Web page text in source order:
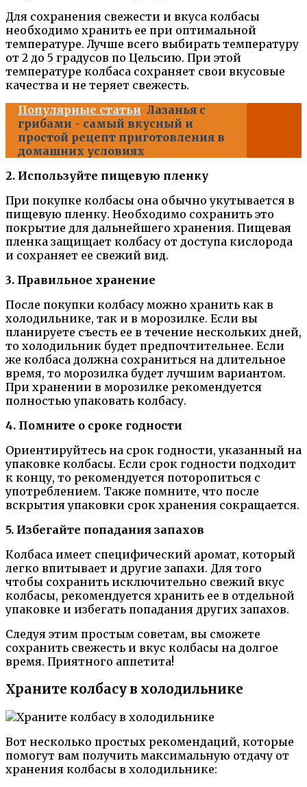
Для сохранения свежести и вкуса колбасы
необходимо хранить ее при оптимальной
температуре. Лучше всего выбирать температуру
от 2 до 5 градусов по Цельсию. При этой
температуре колбаса сохраняет свои вкусовые
качества и не теряет свежесть.
Популярные статьи Лазанья с
грибами - самый вкусный и
простой рецепт приготовления в
домашних условиях
2. Используйте пищевую пленку
При покупке колбасы она обычно укутывается в
пищевую пленку. Необходимо сохранить это
покрытие для дальнейшего хранения. Пищевая
пленка защищает колбасу от доступа кислорода
и сохраняет ее свежий вид.
3. Правильное хранение
После покупки колбасу можно хранить как в
холодильнике, так и в морозилке. Если вы
планируете съесть ее в течение нескольких дней,
то холодильник будет предпочтительнее. Если
же колбаса должна сохраниться на длительное
время, то морозилка будет лучшим вариантом.
При хранении в морозилке рекомендуется
полностью упаковать колбасу.
4. Помните о сроке годности
Ориентируйтесь на срок годности, указанный на
упаковке колбасы. Если срок годности подходит
к концу, то рекомендуется поторопиться с
употреблением. Также помните, что после
вскрытия упаковки срок хранения сокращается.
5. Избегайте попадания запахов
Колбаса имеет специфический аромат, который
легко впитывает и другие запахи. Для того
чтобы сохранить исключительно свежий вкус
колбасы, рекомендуется хранить ее в отдельной
упаковке и избегать попадания других запахов.
Следуя этим простым советам, вы сможете
сохранить свежесть и вкус колбасы на долгое
время. Приятного аппетита!
Храните колбасу в холодильнике
Вот несколько простых рекомендаций, которые
помогут вам получить максимальную отдачу от
хранения колбасы в холодильнике: